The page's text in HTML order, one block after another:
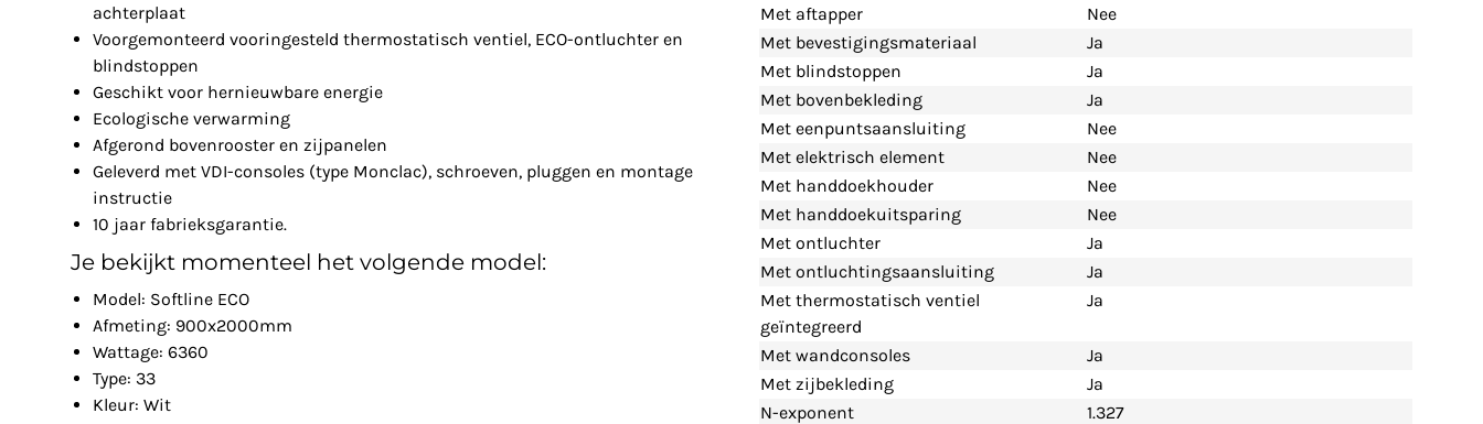
achterplaat
Voorgemonteerd vooringesteld thermostatisch ventiel, ECO-ontluchter en
blindstoppen
Geschikt voor hernieuwbare energie
Ecologische verwarming
Afgerond bovenrooster en zijpanelen
Geleverd met VDI-consoles (type Monclac), schroeven, pluggen en montage
instructie
10 jaar fabrieksgarantie.
Je bekijkt momenteel het volgende model:
Model: Softline ECO
Afmeting: 900x2000mm
Wattage: 6360
Type: 33
Kleur: Wit
Met aftapper
Nee
Met bevestigingsmateriaal
Ja
Met blindstoppen
Ja
Met bovenbekleding
Ja
Met eenpuntsaansluiting
Nee
Met elektrisch element
Nee
Met handdoekhouder
Nee
Met handdoekuitsparing
Nee
Met ontluchter
Ja
Met ontluchtingsaansluiting
Ja
Met thermostatisch ventiel
geïntegreerd
Ja
Met wandconsoles
Ja
Met zijbekleding
Ja
N-exponent
1.327